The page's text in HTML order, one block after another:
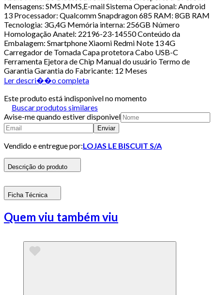
Mensagens: SMS,MMS,E-mail Sistema Operacional: Android
13 Processador: Qualcomm Snapdragon 685 RAM: 8GB RAM
Tecnologia: 3G,4G Memória interna: 256GB Número
Homologação Anatel: 22196-23-14550 Conteúdo da
Embalagem: Smartphone Xiaomi Redmi Note 13 4G
Carregador de Tomada Capa protetora Cabo USB-C
Ferramenta Ejetora de Chip Manual do usuário Termo de
Garantia Garantia do Fabricante: 12 Meses
Ler descri��o completa
Este produto está indisponivel no momento
Buscar produtos similares
Avise-me quando estiver disponivel
Enviar
Vendido e entregue por:LOJAS LE BISCUIT S/A
Descrição do produto
Ficha Técnica
Quem viu também viu